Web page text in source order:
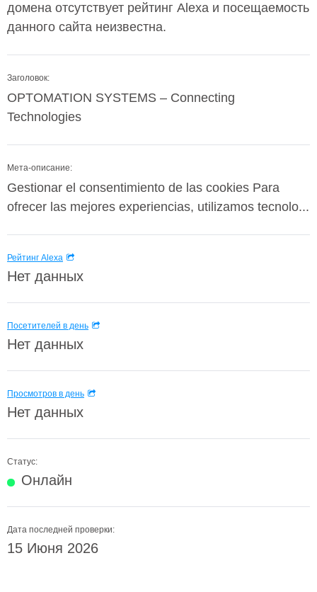
домена отсутствует рейтинг Alexa и посещаемость
данного сайта неизвестна.
Заголовок:
OPTOMATION SYSTEMS – Connecting
Technologies
Мета-описание:
Gestionar el consentimiento de las cookies Para
ofrecer las mejores experiencias, utilizamos tecnolo...
Рейтинг Alexa
Нет данных
Посетителей в день
Нет данных
Просмотров в день
Нет данных
Статус:
Онлайн
Дата последней проверки:
15 Июня 2026